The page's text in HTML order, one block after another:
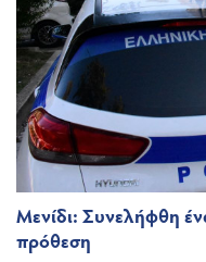
Μενίδι: Συνελήφθη
πρόθεση